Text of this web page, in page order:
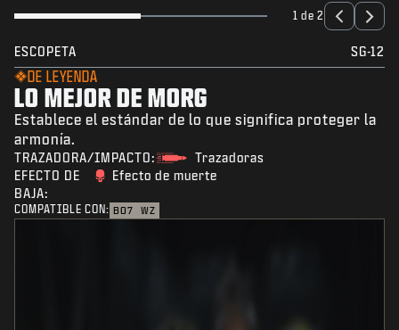
1 de 2
ESCOPETA SG-12
DE LEYENDA
LO MEJOR DE MORG
Establece el estándar de lo que significa proteger la
armonía.
TRAZADORA/IMPACTO:
Trazadoras
EFECTO DE
BAJA:
Efecto de muerte
COMPATIBLE CON: BO7 WZ